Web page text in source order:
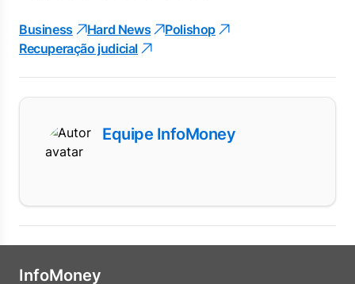
Business Hard News
Polishop
Recuperação judicial
Equipe InfoMoney
InfoMoney